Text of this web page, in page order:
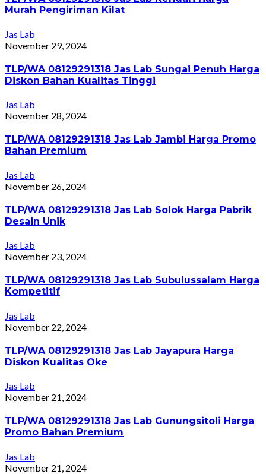
Murah Pengiriman Kilat
Jas Lab
November 29, 2024
TLP/WA 08129291318 Jas Lab Sungai Penuh Harga
Diskon Bahan Kualitas Tinggi
Jas Lab
November 28, 2024
TLP/WA 08129291318 Jas Lab Jambi Harga Promo
Bahan Premium
Jas Lab
November 26, 2024
TLP/WA 08129291318 Jas Lab Solok Harga Pabrik
Desain Unik
Jas Lab
November 23, 2024
TLP/WA 08129291318 Jas Lab Subulussalam Harga
Kompetitif
Jas Lab
November 22, 2024
TLP/WA 08129291318 Jas Lab Jayapura Harga
Diskon Kualitas Oke
Jas Lab
November 21, 2024
TLP/WA 08129291318 Jas Lab Gunungsitoli Harga
Promo Bahan Premium
Jas Lab
November 21, 2024